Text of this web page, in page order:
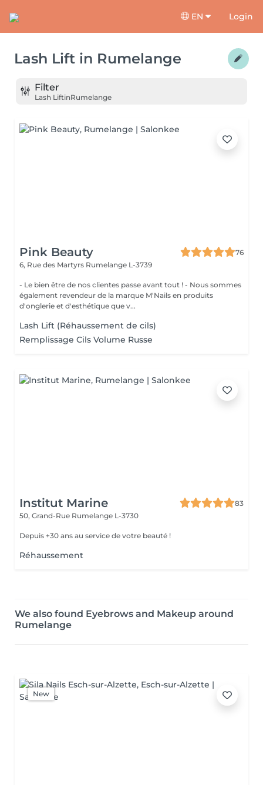
EN Login
Lash Lift in Rumelange
Filter
Lash LiftinRumelange
Pink Beauty
76
6, Rue des Martyrs Rumelange L-3739
- Le bien être de nos clientes passe avant tout ! - Nous sommes
également revendeur de la marque M'Nails en produits
d'onglerie et d'esthétique que v...
Lash Lift (Réhaussement de cils)
Remplissage Cils Volume Russe
Institut Marine
83
50, Grand-Rue Rumelange L-3730
Depuis +30 ans au service de votre beauté !
Réhaussement
We also found Eyebrows and Makeup around
Rumelange
New